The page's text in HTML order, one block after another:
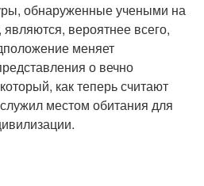
обнаруженные учеными на
вероятнее всего,
меняет
о вечно
как теперь считают
местом обитания для